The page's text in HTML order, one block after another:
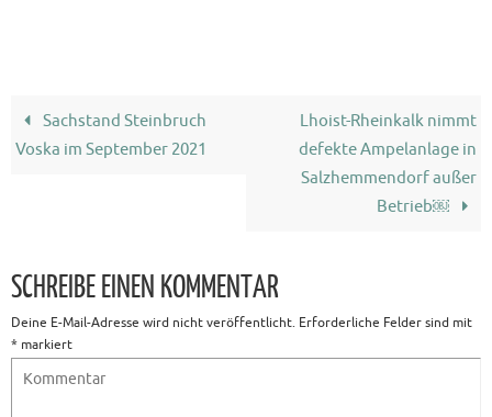
o
o
o
n
Sachstand Steinbruch
Voska im September 2021
Lhoist-Rheinkalk nimmt
defekte Ampelanlage in
Salzhemmendorf außer
Betrieb￼
SCHREIBE EINEN KOMMENTAR
Deine E-Mail-Adresse wird nicht veröffentlicht. Erforderliche Felder sind mit
* markiert